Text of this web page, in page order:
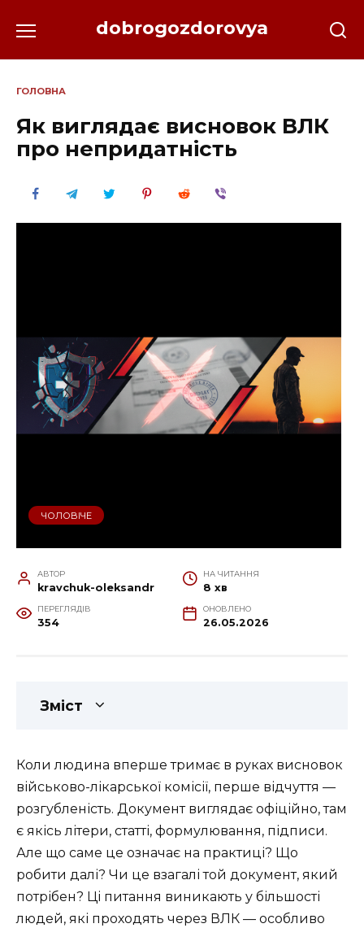
до
dobrogozdorovya
ГОЛОВНА
Як виглядає висновок ВЛК
про непридатність
ЧОЛОВІЧЕ
АВТОР
kravchuk-oleksandr
НА ЧИТАННЯ
8 хв
ПЕРЕГЛЯДІВ
354
ОНОВЛЕНО
26.05.2026
Зміст
Коли людина вперше тримає в руках висновок
військово-лікарської комісії, перше відчуття —
розгубленість. Документ виглядає офіційно, там
є якісь літери, статті, формулювання, підписи.
Але що саме це означає на практиці? Що
робити далі? Чи це взагалі той документ, який
потрібен? Ці питання виникають у більшості
людей, які проходять через ВЛК — особливо